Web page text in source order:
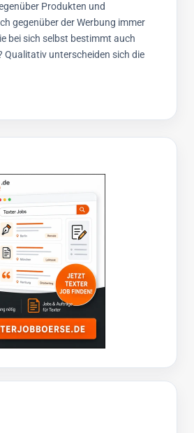
Produkten und
gegenüber der Werbung immer
bei sich selbst bestimmt auch
Qualitativ unterscheiden sich die